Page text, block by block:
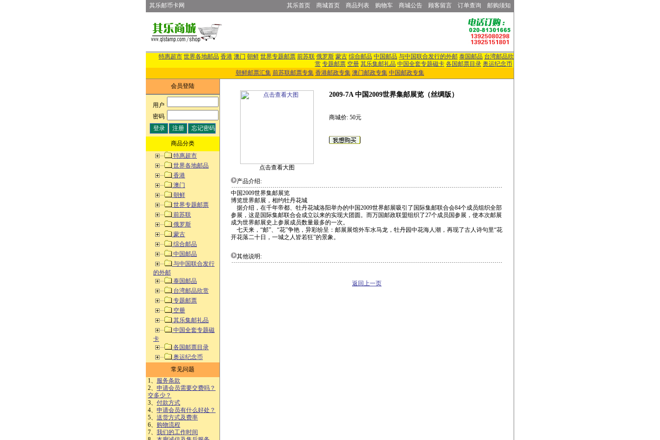
其乐邮币卡网 其乐首页 商城首页 商品列表 购物车 商城公告 顾客留言 订单查询 邮购须知
特惠超市 世界各地邮品 香港 澳门 朝鲜 世界专题邮票 前苏联 俄罗斯 蒙古 综合邮品 中国邮品 与中国联合发行的外邮 泰国邮品 台湾邮品欣
赏 专题邮票 空册 其乐集邮礼品 中国全套专题磁卡 各国邮票目录 奥运纪念币
朝鲜邮票汇集 前苏联邮票专集 香港邮政专集 澳门邮政专集 中国邮政专集
会员登陆
用户:
密码:
商品分类
特惠超市
世界各地邮品
香港
澳门
朝鲜
世界专题邮票
前苏联
俄罗斯
蒙古
综合邮品
中国邮品
与中国联合发行
的外邮
泰国邮品
台湾邮品欣赏
专题邮票
空册
其乐集邮礼品
中国全套专题磁
卡
各国邮票目录
奥运纪念币
常见问题
1、 服务条款
2、 申请会员需要交费吗？
交多少？
3、 付款方式
4、 申请会员有什么好处？
5、 送货方式及费率
6、 购物流程
7、 我们的工作时间
点击查看大图
2009-7A 中国2009世界集邮展览（丝绸版）
商城价: 50元
产品介绍:
中国2009世界集邮展览
博览世界邮展，相约牡丹花城
据介绍，在千年帝都、牡丹花城洛阳举办的中国2009世界邮展吸引了国际集邮联合会84个成员组织全部
参展，这是国际集邮联合会成立以来的实现大团圆。而万国邮政联盟组织了27个成员国参展，使本次邮展
成为世界邮展史上参展成员数量最多的一次。
七天来，“邮”、“花”争艳，异彩纷呈：邮展展馆外车水马龙，牡丹园中花海人潮，再现了古人诗句里“花
开花落二十日，一城之人皆若狂”的景象。
其他说明:
返回上一页